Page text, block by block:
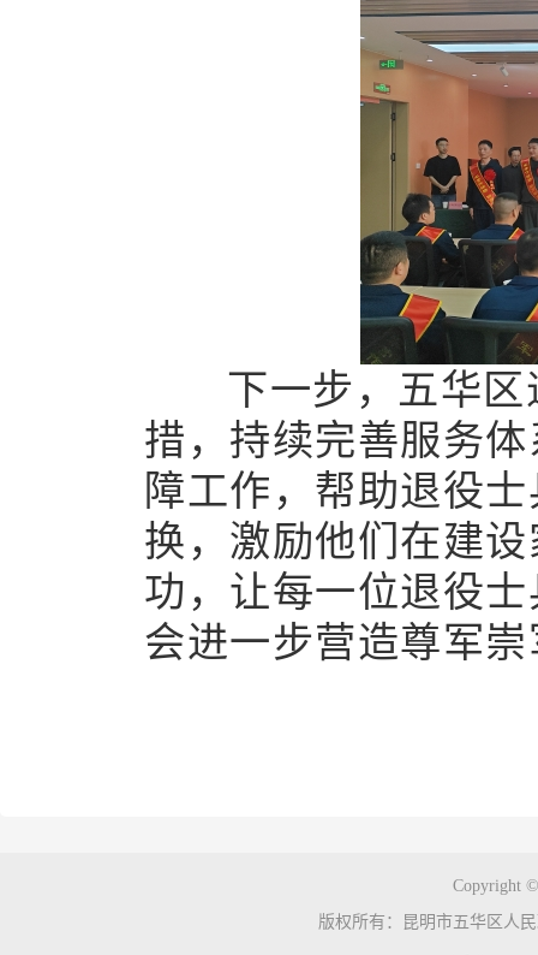
下一步‌，五华区
措，‌持续‌完善服务
障工作，‌帮助‌退役
换‌，‌激励他们‌在建
功，‌让‌每一位退役
会‌进一步营造‌尊军
Copyright
版权所有：昆明市五华区人